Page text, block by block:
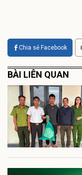
Chia sẻ Facebook
BÀI LIÊN QUAN